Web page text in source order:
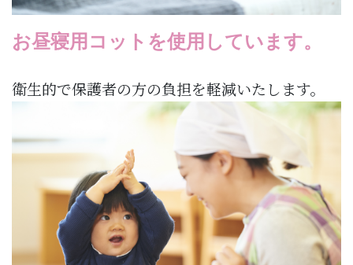
お昼寝用コットを使用しています。
衛生的で保護者の方の負担を軽減いたします。